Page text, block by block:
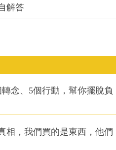
解答
念、5個行動，幫你擺脫負
相，我們買的是東西，他們